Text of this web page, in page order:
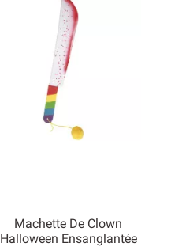
Machette De Clown
Halloween Ensanglantée